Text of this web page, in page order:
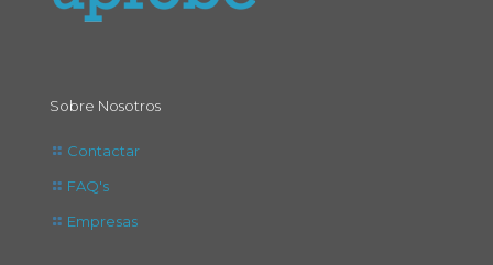
Sobre Nosotros
Contactar
FAQ's
Empresas